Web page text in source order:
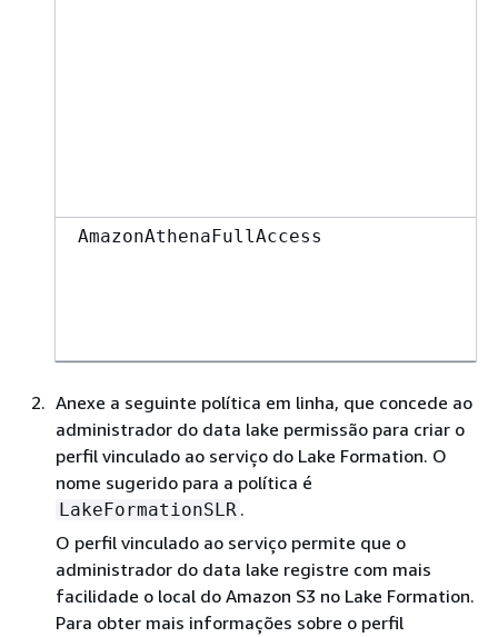
AmazonAthenaFullAccess
Anexe a seguinte política em linha, que concede ao
administrador do data lake permissão para criar o
perfil vinculado ao serviço do Lake Formation. O
nome sugerido para a política é
LakeFormationSLR .
O perfil vinculado ao serviço permite que o
administrador do data lake registre com mais
facilidade o local do Amazon S3 no Lake Formation.
Para obter mais informações sobre o perfil